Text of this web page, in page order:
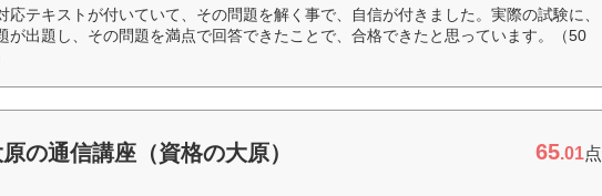
応テキストが付いていて、その問題を解く事で、自信が付きました。実際の試験に、
が出題し、その問題を満点で回答できたことで、合格できたと思っています。（50
の通信講座（資格の大原） 65.01点